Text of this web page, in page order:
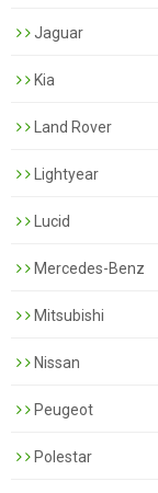
Jaguar
Kia
Land Rover
Lightyear
Lucid
Mercedes-Benz
Mitsubishi
Nissan
Peugeot
Polestar